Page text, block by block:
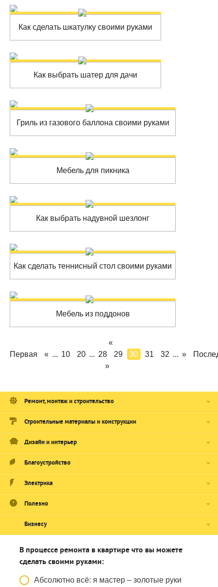
Как сделать шкатулку своими руками
Как выбрать шатер для дачи
Гриль из газового баллона своими руками
Мебель для пикника
Как выбрать надувной шезлонг
Как сделать теннисный стол своими руками
Мебель из поддонов
«
Первая
« ... 10 20 ... 28 29 30 31 32 ... »
»
Ремонт, монтаж и строительство
Строительные материалы и конструкции
Дизайн и интерьер
Благоустройство
Электрика
Полезно
Бизнесу
В процессе ремонта в квартире что вы можете
сделать своими руками:
Абсолютно всё: я мастер – золотые руки